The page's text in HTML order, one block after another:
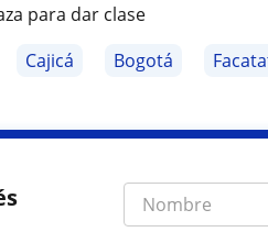
para dar clase
Cajicá Bogotá